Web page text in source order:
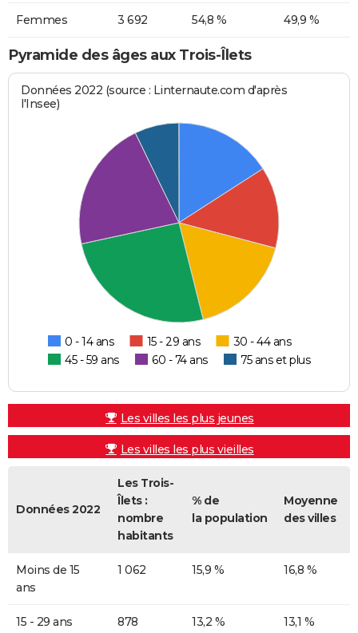
Femmes 3 692 54,8 % 49,9 %
Pyramide des âges aux Trois-Îlets
Données 2022 (source : Linternaute.com d'après
l'Insee)
0 - 14 ans 15 - 29 ans
30 - 44 ans
45 - 59 ans
60 - 74 ans 75 ans et plus
Les villes les plus jeunes
Les villes les plus vieilles
Données 2022
Les Trois-
Îlets :
nombre
habitants
% de
la population
Moyenne
des villes
Moins de 15
ans
1 062 15,9 % 16,8 %
15 - 29 ans 878 13,2 % 13,1 %